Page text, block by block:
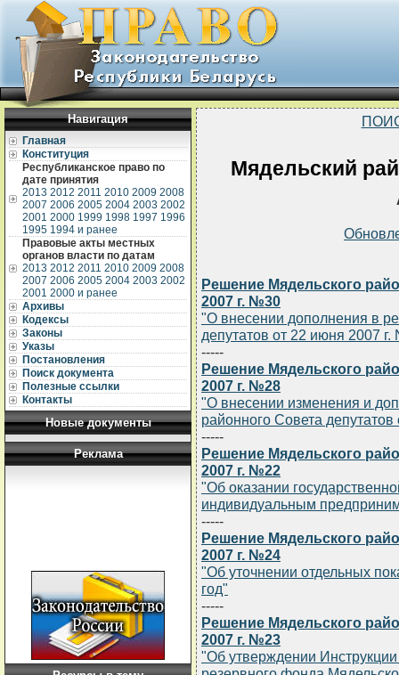
Навигация
Главная
Конституция
Республиканское право по
дате принятия
2013 2012 2011 2010 2009 2008
2007 2006 2005 2004 2003 2002
2001 2000 1999 1998 1997 1996
1995 1994 и ранее
Правовые акты местных
органов власти по датам
2013 2012 2011 2010 2009 2008
2007 2006 2005 2004 2003 2002
2001 2000 и ранее
Архивы
Кодексы
Законы
Указы
Постановления
Поиск документа
Полезные ссылки
Контакты
Новые документы
Реклама
Мядельский
Решение Мядельского
2007 г. №30
"О внесении дополнения в
депутатов от 22 июня 2007 г.
-----
Решение Мядельского
2007 г. №28
"О внесении изменения и
районного Совета депутатов
-----
Решение Мядельского
2007 г. №22
"Об оказании
индивидуальным
-----
Решение Мядельского
2007 г. №24
"Об уточнении отдельных
год"
-----
Решение Мядельского
2007 г. №23
"Об утверждении